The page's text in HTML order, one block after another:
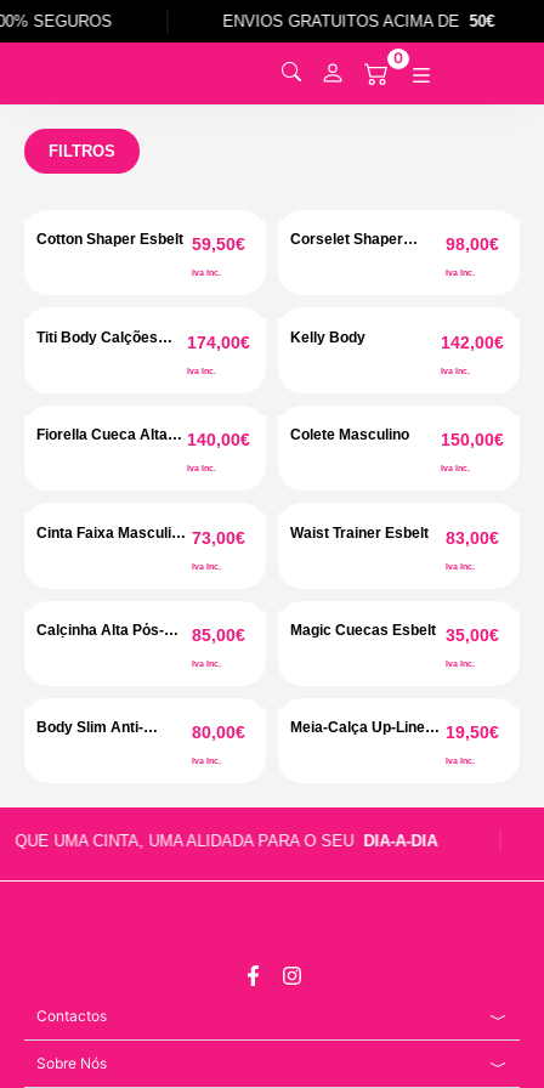
SEGUROS ENVIOS GRATUITOS ACIMA DE50€
0
0
FILTROS
Cotton Shaper Esbelt 59,50€
Iva Inc.
Corselet Shaper
98,00€
Iva Inc.
Titi Body Calções
174,00€
Iva Inc.
Kelly Body 142,00€
Iva Inc.
Fiorella Cueca Alta
140,00€
Iva Inc.
Colete Masculino 150,00€
Iva Inc.
Cinta Faixa Masculina 73,00€
Iva Inc.
Waist Trainer Esbelt 83,00€
Iva Inc.
Calcinha Alta Pós-
85,00€
Iva Inc.
Magic Cuecas Esbelt 35,00€
Iva Inc.
Body Slim Anti-
80,00€
Iva Inc.
Meia-Calça Up-Line
19,50€
Iva Inc.
QUE UMA CINTA, UMA ALIDADA PARA O SEU DIA-A-DIA
Contactos
Sobre Nós